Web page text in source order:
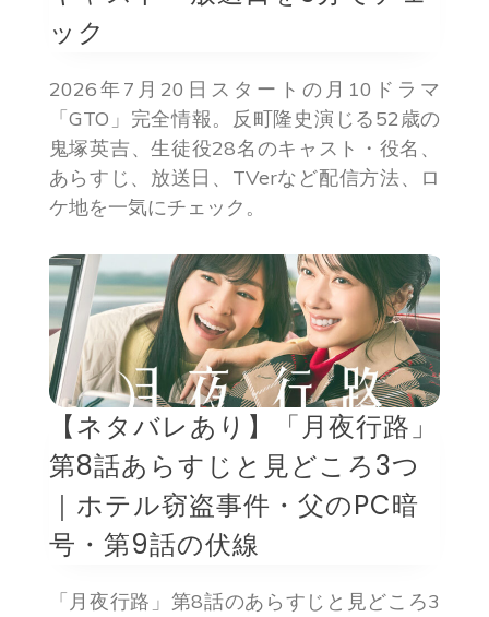
ック
2026年7月20日スタートの月10ドラマ
「GTO」完全情報。反町隆史演じる52歳の
鬼塚英吉、生徒役28名のキャスト・役名、
あらすじ、放送日、TVerなど配信方法、ロ
ケ地を一気にチェック。
【ネタバレあり】「月夜行路」
第8話あらすじと見どころ3つ
｜ホテル窃盗事件・父のPC暗
号・第9話の伏線
「月夜行路」第8話のあらすじと見どころ3